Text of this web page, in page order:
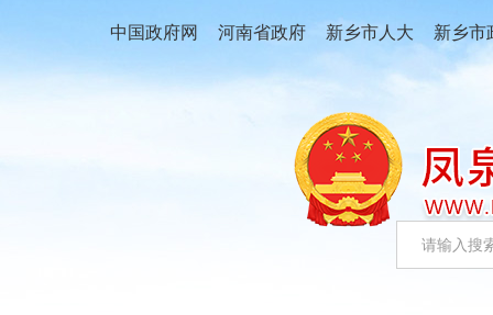
中国政府网 河南省政府 新乡市人大 新乡市